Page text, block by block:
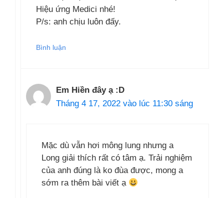
Hiệu ứng Medici nhé!
P/s: anh chịu luôn đấy.
Bình luận
Em Hiền đây ạ :D
Tháng 4 17, 2022 vào lúc 11:30 sáng
Mặc dù vẫn hơi mông lung nhưng a
Long giải thích rất có tâm ạ. Trải nghiệm
của anh đúng là ko đùa được, mong a
sớm ra thêm bài viết ạ